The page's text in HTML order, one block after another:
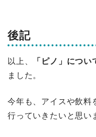
後記
以上、 「ピノ」につ
ました。
今年も、アイスや飲料
行っていきたいと思い